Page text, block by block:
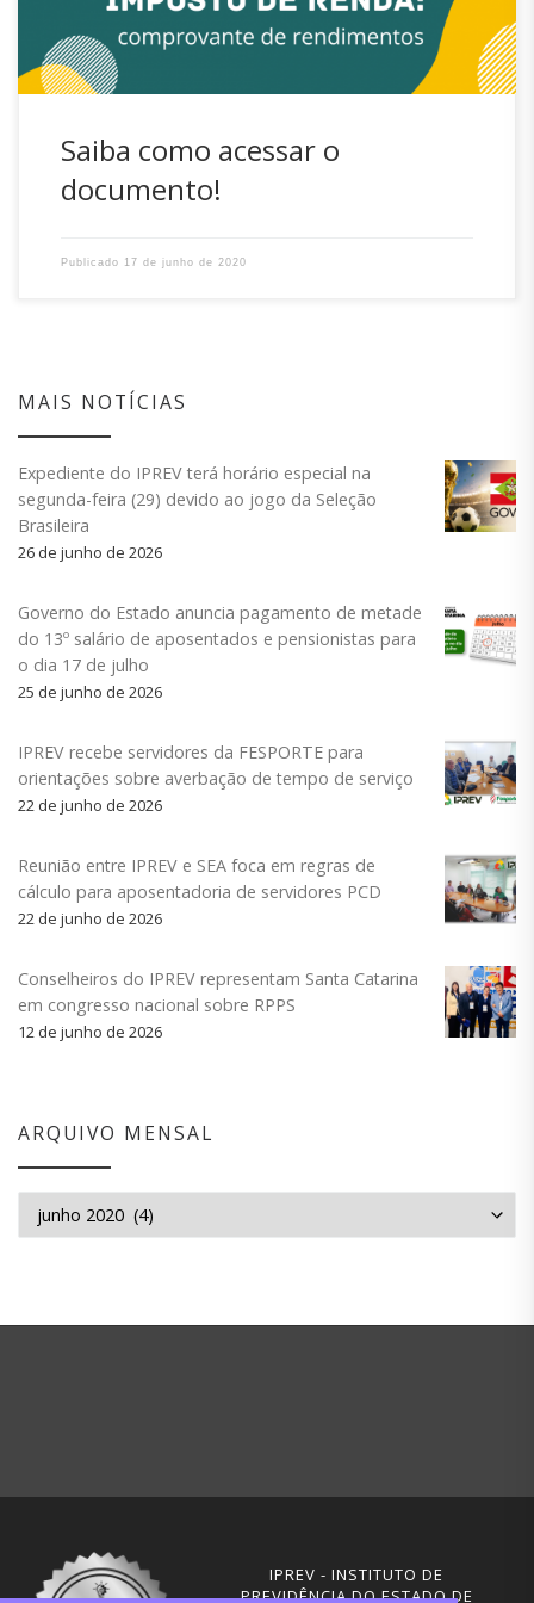
Saiba como acessar o
documento!
Publicado 17 de junho de 2020
MAIS NOTÍCIAS
Expediente do IPREV terá horário especial na
segunda-feira (29) devido ao jogo da Seleção
Brasileira
26 de junho de 2026
Governo do Estado anuncia pagamento de metade
do 13º salário de aposentados e pensionistas para
o dia 17 de julho
25 de junho de 2026
IPREV recebe servidores da FESPORTE para
orientações sobre averbação de tempo de serviço
22 de junho de 2026
Reunião entre IPREV e SEA foca em regras de
cálculo para aposentadoria de servidores PCD
22 de junho de 2026
Conselheiros do IPREV representam Santa Catarina
em congresso nacional sobre RPPS
12 de junho de 2026
ARQUIVO MENSAL
IPREV - INSTITUTO DE
PREVIDÊNCIA DO ESTADO DE